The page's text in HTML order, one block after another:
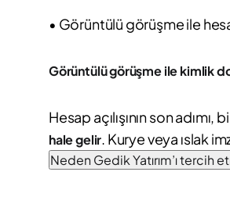
• Görüntülü görüşme ile
Görüntülü görüşme ile kimlik
Hesap açılışının son
hale gelir. Kurye veya ıslak
Neden Gedik Yatırım’ı tercih